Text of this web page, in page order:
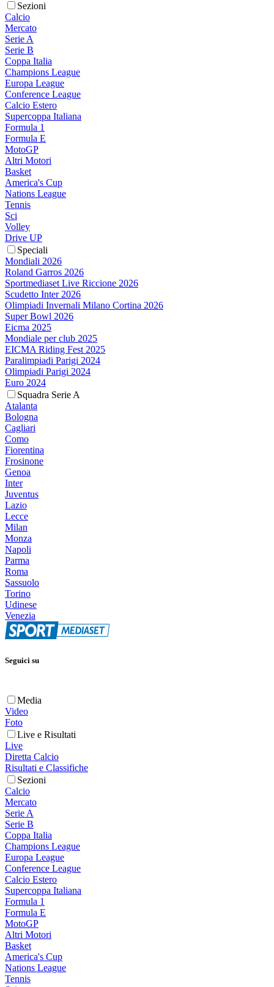
Sezioni
Calcio
Mercato
Serie A
Serie B
Coppa Italia
Champions League
Europa League
Conference League
Calcio Estero
Supercoppa Italiana
Formula 1
Formula E
MotoGP
Altri Motori
Basket
America's Cup
Nations League
Tennis
Sci
Volley
Drive UP
Speciali
Mondiali 2026
Roland Garros 2026
Sportmediaset Live Riccione 2026
Scudetto Inter 2026
Olimpiadi Invernali Milano Cortina 2026
Super Bowl 2026
Eicma 2025
Mondiale per club 2025
EICMA Riding Fest 2025
Paralimpiadi Parigi 2024
Olimpiadi Parigi 2024
Euro 2024
Squadra Serie A
Atalanta
Bologna
Cagliari
Como
Fiorentina
Frosinone
Genoa
Inter
Juventus
Lazio
Lecce
Milan
Monza
Napoli
Parma
Roma
Sassuolo
Torino
Udinese
Venezia
Seguici su
Media
Video
Foto
Live e Risultati
Live
Diretta Calcio
Risultati e Classifiche
Sezioni
Calcio
Mercato
Serie A
Serie B
Coppa Italia
Champions League
Europa League
Conference League
Calcio Estero
Supercoppa Italiana
Formula 1
Formula E
MotoGP
Altri Motori
Basket
America's Cup
Nations League
Tennis